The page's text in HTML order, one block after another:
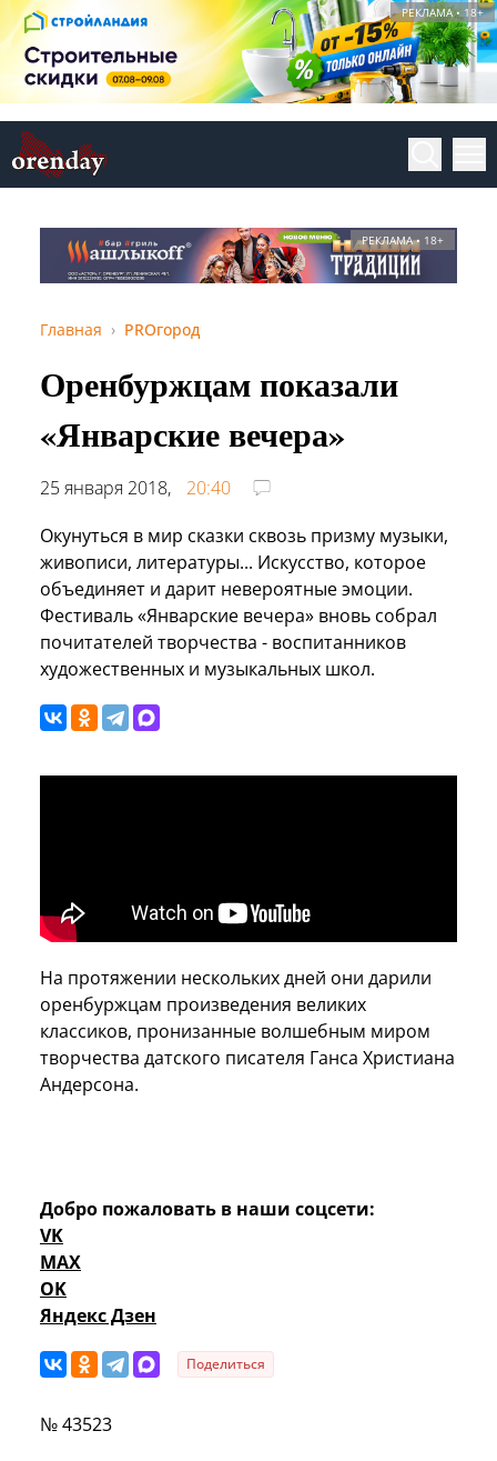
РЕКЛАМА • 18+
РЕКЛАМА • 18+
Главная PROгород
Оренбуржцам показали
«Январские вечера»
25 января 2018,
20:40
Окунуться в мир сказки сквозь призму музыки,
живописи, литературы... Искусство, которое
объединяет и дарит невероятные эмоции.
Фестиваль «Январские вечера» вновь собрал
почитателей творчества - воспитанников
художественных и музыкальных школ.
На протяжении нескольких дней они дарили
оренбуржцам произведения великих
классиков, пронизанные волшебным миром
творчества датского писателя Ганса Христиана
Андерсона.
Добро пожаловать в наши соцсети:
VK
MAX
OK
Яндекс Дзен
Поделиться
№ 43523